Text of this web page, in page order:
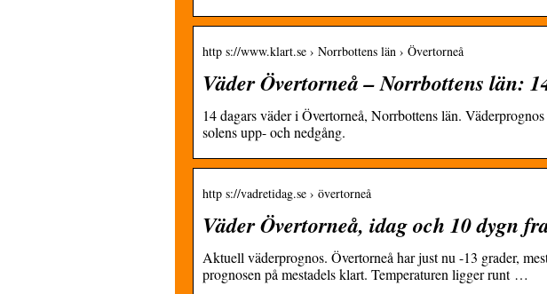
http s://www.klart.se › Norrbottens län › Övertorneå
Väder Övertorneå – Norrbottens län:
14 dagars väder i Övertorneå, Norrbottens län.
solens upp- och nedgång.
http s://vadretidag.se › övertorneå
Väder Övertorneå, idag och 10 dygn
Aktuell väderprognos. Övertorneå har just nu -13 grader,
prognosen på mestadels klart. Temperaturen ligger runt …